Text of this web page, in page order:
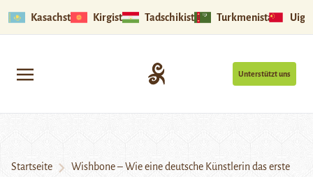
Kasachstan Kirgistan Tadschikistan Turkmenistan
Unterstützt uns
Startseite
Wishbone – Wie eine deutsche Künstlerin das erste